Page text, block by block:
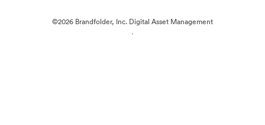
©2026 Brandfolder, Inc. Digital Asset Management
·